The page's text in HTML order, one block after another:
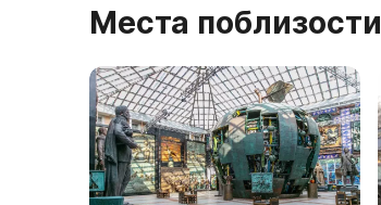
Места поблизости